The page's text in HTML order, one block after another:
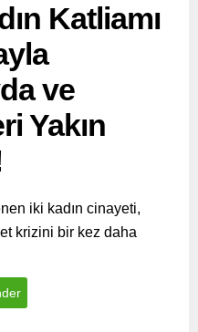
Katliamı
ve
Yakın
iki kadın cinayeti,
krizini bir kez daha